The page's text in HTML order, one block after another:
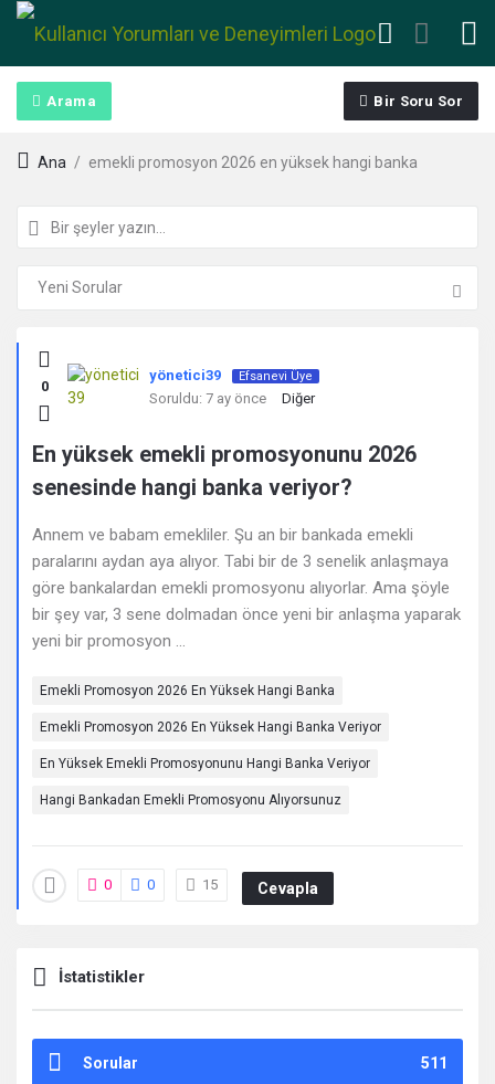
Arama Bir Soru Sor
Ana / emekli promosyon 2026 en yüksek hangi banka
Kullanıcı
Yorumları
ve
Deneyimleri
En
sonuncu
Sorular
0
yönetici39 Efsanevi Üye
Soruldu: 7 ay önce Diğer
En yüksek emekli promosyonunu 2026
senesinde hangi banka veriyor?
Annem ve babam emekliler. Şu an bir bankada emekli
paralarını aydan aya alıyor. Tabi bir de 3 senelik anlaşmaya
göre bankalardan emekli promosyonu alıyorlar. Ama şöyle
bir şey var, 3 sene dolmadan önce yeni bir anlaşma yaparak
yeni bir promosyon ...
Emekli Promosyon 2026 En Yüksek Hangi Banka
Emekli Promosyon 2026 En Yüksek Hangi Banka Veriyor
En Yüksek Emekli Promosyonunu Hangi Banka Veriyor
Hangi Bankadan Emekli Promosyonu Alıyorsunuz
0 0 15 Cevapla
İstatistikler
Sorular 511